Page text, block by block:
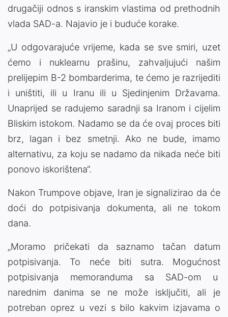
drugačiji odnos s iranskim vlastima od prethodnih
vlada SAD-a. Najavio je i buduće korake.
„U odgovarajuće vrijeme, kada se sve smiri, uzet
ćemo i nuklearnu prašinu, zahvaljujući našim
prelijepim B-2 bombarderima, te ćemo je razrijediti
i uništiti, ili u Iranu ili u Sjedinjenim Državama.
Unaprijed se radujemo saradnji sa Iranom i cijelim
Bliskim istokom. Nadamo se da će ovaj proces biti
brz, lagan i bez smetnji. Ako ne bude, imamo
alternativu, za koju se nadamo da nikada neće biti
ponovo iskorištena“.
Nakon Trumpove objave, Iran je signalizirao da će
doći do potpisivanja dokumenta, ali ne tokom
dana.
„Moramo pričekati da saznamo tačan datum
potpisivanja. To neće biti sutra. Mogućnost
potpisivanja memoranduma sa SAD-om u
narednim danima se ne može isključiti, ali je
potreban oprez u vezi s bilo kakvim izjavama o